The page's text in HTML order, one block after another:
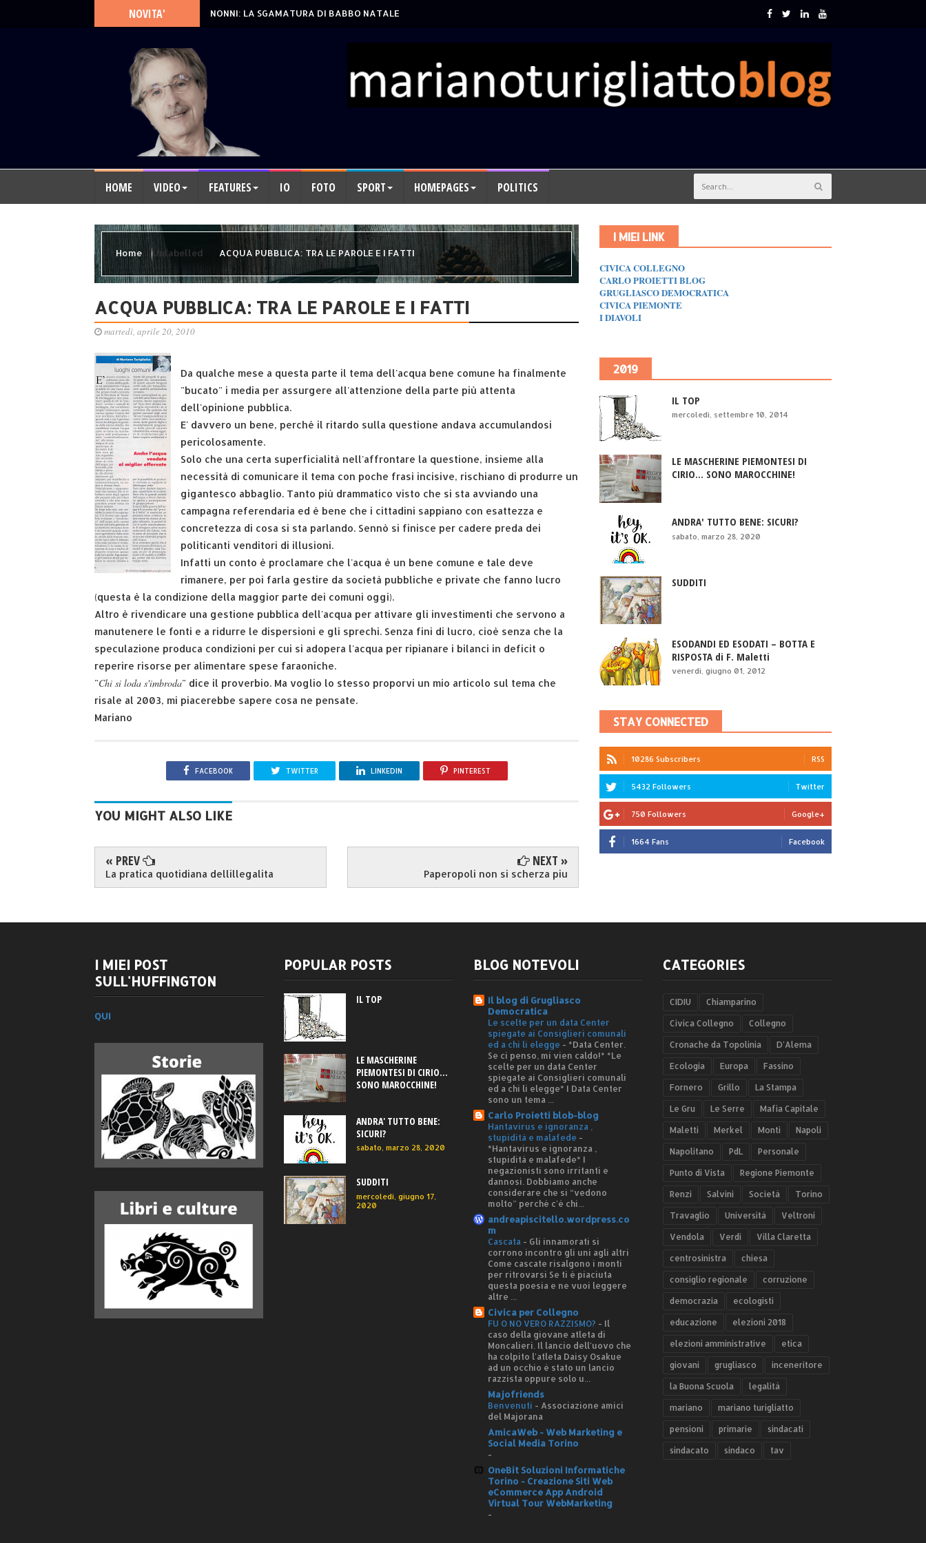
NOVITA' NONNI: LA SGAMATURA DI BABBO NATALE
HOME VIDEO FEATURES IO FOTO SPORT HOMEPAGES POLITICS
Home Unlabelled ACQUA PUBBLICA: TRA LE PAROLE E I FATTI
ACQUA PUBBLICA: TRA LE PAROLE E I FATTI
martedì, aprile 20, 2010
Da qualche mese a questa parte il tema dell'acqua bene comune ha finalmente
"bucato" i media per assurgere all'attenzione della parte più attenta
dell'opinione pubblica.
E' davvero un bene, perché il ritardo sulla questione andava accumulandosi
pericolosamente.
Solo che una certa superficialità nell'affrontare la questione, insieme alla
necessità di comunicare il tema con poche frasi incisive, rischiano di produrre un
gigantesco abbaglio. Tanto più drammatico visto che si sta avviando una
campagna referendaria ed è bene che i cittadini sappiano con esattezza e
concretezza di cosa si sta parlando. Sennò si finisce per cadere preda dei
politicanti venditori di illusioni.
Infatti un conto è proclamare che l'acqua è un bene comune e tale deve
rimanere, per poi farla gestire da società pubbliche e private che fanno lucro
(questa è la condizione della maggior parte dei comuni oggi).
Altro è rivendicare una gestione pubblica dell'acqua per attivare gli investimenti che servono a
manutenere le fonti e a ridurre le dispersioni e gli sprechi. Senza fini di lucro, cioè senza che la
speculazione produca condizioni per cui si adopera l'acqua per ripianare i bilanci in deficit o
reperire risorse per alimentare spese faraoniche.
"Chi si loda s'imbroda" dice il proverbio. Ma voglio lo stesso proporvi un mio articolo sul tema che
risale al 2003, mi piacerebbe sapere cosa ne pensate.
Mariano
FACEBOOK TWITTER LINKEDIN PINTEREST
YOU MIGHT ALSO LIKE
« PREV
La pratica quotidiana dellillegalita
NEXT »
Paperopoli non si scherza piu
I MIEI LINK
CIVICA COLLEGNO
CARLO PROIETTI BLOG
GRUGLIASCO DEMOCRATICA
CIVICA PIEMONTE
I DIAVOLI
2019
IL TOP
mercoledì, settembre 10, 2014
LE MASCHERINE PIEMONTESI DI
CIRIO... SONO MAROCCHINE!
ANDRA' TUTTO BENE: SICURI?
sabato, marzo 28, 2020
SUDDITI
ESODANDI ED ESODATI – BOTTA E
RISPOSTA di F. Maletti
venerdì, giugno 01, 2012
STAY CONNECTED
10286 Subscribers RSS
5432 Followers Twitter
750 Followers Google+
1664 Fans Facebook
I MIEI POST
SULL'HUFFINGTON
QUI
POPULAR POSTS
IL TOP
LE MASCHERINE
PIEMONTESI DI CIRIO...
SONO MAROCCHINE!
ANDRA' TUTTO BENE:
SICURI?
sabato, marzo 28, 2020
SUDDITI
mercoledì, giugno 17,
2020
BLOG NOTEVOLI
Il blog di Grugliasco
Democratica
Le scelte per un data Center
spiegate ai Consiglieri comunali
ed a chi li elegge - *Data Center.
Se ci penso, mi vien caldo!* *Le
scelte per un data Center
spiegate ai Consiglieri comunali
ed a chi li elegge* I Data Center
sono un tema ...
Carlo Proietti blob-blog
Hantavirus e ignoranza ,
stupidità e malafede -
*Hantavirus e ignoranza ,
stupidità e malafede* I
negazionisti sono irritanti e
dannosi. Dobbiamo anche
considerare che si “vedono
molto” perché c'è chi...
andreapiscitello.wordpress.co
m
Cascata - Gli innamorati si
corrono incontro gli uni agli altri
Come cascate risalgono i monti
per ritrovarsi Se ti è piaciuta
questa poesia e ne vuoi leggere
altre ...
Civica per Collegno
FU O NO VERO RAZZISMO? - Il
caso della giovane atleta di
Moncalieri. Il lancio dell'uovo che
ha colpito l'atleta Daisy Osakue
ad un occhio è stato un lancio
razzista oppure solo u...
Majofriends
Benvenuti - Associazione amici
del Majorana
AmicaWeb - Web Marketing e
Social Media Torino
-
OneBit Soluzioni Informatiche
Torino - Creazione Siti Web
eCommerce App Android
Virtual Tour WebMarketing
-
CATEGORIES
CIDIU Chiamparino
Civica Collegno Collegno
Cronache da Topolinia D'Alema
Ecologia Europa Fassino
Fornero Grillo La Stampa
Le Gru Le Serre Mafia Capitale
Maletti Merkel Monti Napoli
Napolitano PdL Personale
Punto di Vista Regione Piemonte
Renzi Salvini Società Torino
Travaglio Università Veltroni
Vendola Verdi Villa Claretta
centrosinistra chiesa
consiglio regionale corruzione
democrazia ecologisti
educazione elezioni 2018
elezioni amministrative etica
giovani grugliasco inceneritore
la Buona Scuola legalità
mariano mariano turigliatto
pensioni primarie sindacati
sindacato sindaco tav